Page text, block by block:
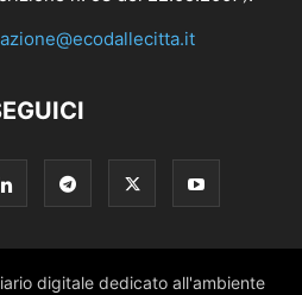
digitale dedicato all'ambiente